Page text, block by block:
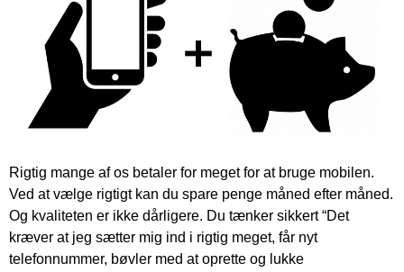
Rigtig mange af os betaler for meget for at bruge mobilen.
Ved at vælge rigtigt kan du spare penge måned efter måned.
Og kvaliteten er ikke dårligere. Du tænker sikkert “Det
kræver at jeg sætter mig ind i rigtig meget, får nyt
telefonnummer, bøvler med at oprette og lukke